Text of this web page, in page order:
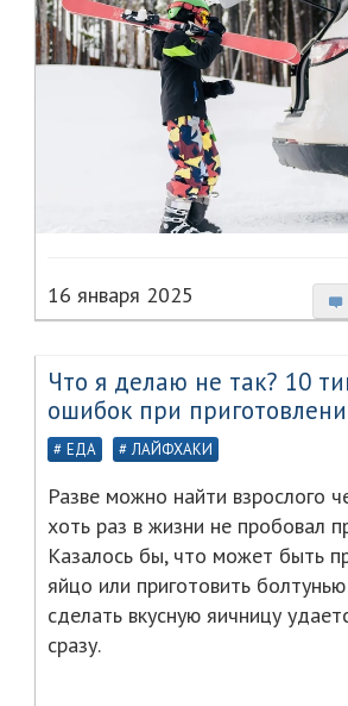
16 января 2025
Что я делаю не так? 10
ошибок при
ЕДА ЛАЙФХАКИ
Разве можно найти взрослого
хоть раз в жизни не пробовал
Казалось бы, что может быть
яйцо или приготовить
сделать вкусную яичницу
сразу.